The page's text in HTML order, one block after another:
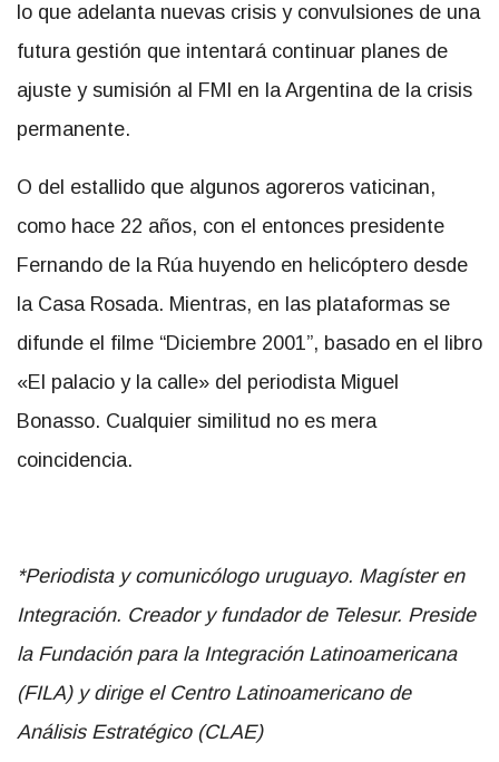
lo que adelanta nuevas crisis y convulsiones de una
futura gestión que intentará continuar planes de
ajuste y sumisión al FMI en la Argentina de la crisis
permanente.
O del estallido que algunos agoreros vaticinan,
como hace 22 años, con el entonces presidente
Fernando de la Rúa huyendo en helicóptero desde
la Casa Rosada. Mientras, en las plataformas se
difunde el filme “Diciembre 2001”, basado en el libro
«El palacio y la calle» del periodista Miguel
Bonasso. Cualquier similitud no es mera
coincidencia.
*Periodista y comunicólogo uruguayo. Magíster en
Integración. Creador y fundador de Telesur. Preside
la Fundación para la Integración Latinoamericana
(FILA) y dirige el Centro Latinoamericano de
Análisis Estratégico (CLAE)